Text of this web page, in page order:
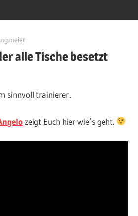
alle Tische besetzt
sinnvoll trainieren.
zeigt Euch hier wie’s geht.